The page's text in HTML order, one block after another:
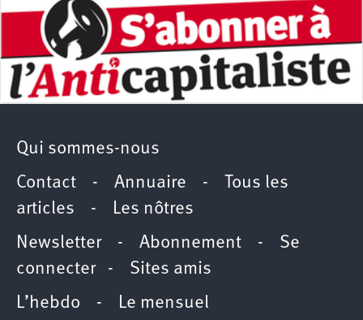
Qui sommes-nous
Contact - Annuaire -
Tous les
articles - Les nôtres
Newsletter- Abonnement - Se
connecter- Sites amis
L’hebdo - Le mensuel